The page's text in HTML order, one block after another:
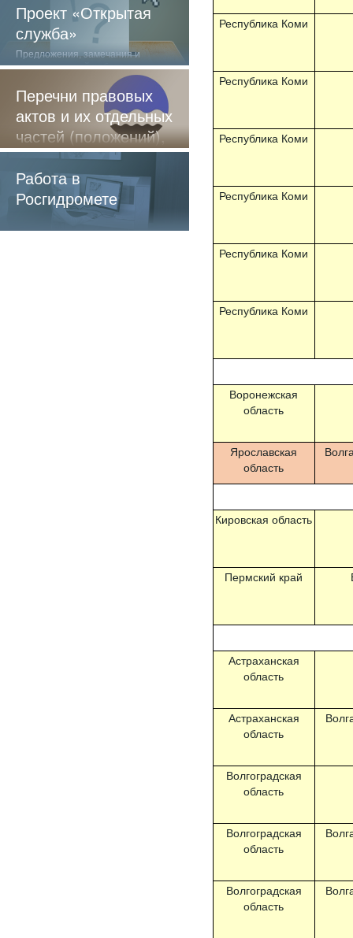
Проект «Открытая
служба»
Предложения, замечания и
отзывы о нашей работе
Перечни правовых
актов и их отдельных
частей (положений),
содержащие
обязательные
требования
Работа в
Росгидромете
Республика Коми
Республика Коми
Республика Коми
Республика Коми
Республика Коми
Республика Коми
Воронежская
область
Ярославская
область
Кировская область
Пермский край
Астраханская
область
Астраханская
область
Волгоградская
область
Волгоградская
область
Волгоградская
область